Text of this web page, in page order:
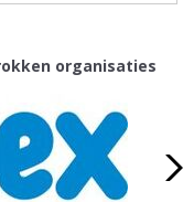
organisaties